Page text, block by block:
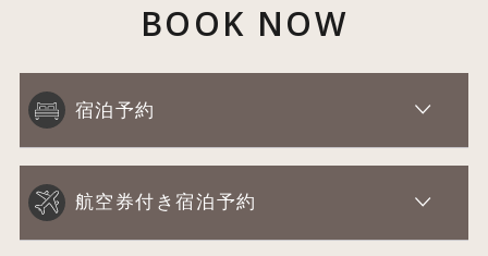
BOOK NOW
宿泊予約
航空券付き宿泊予約